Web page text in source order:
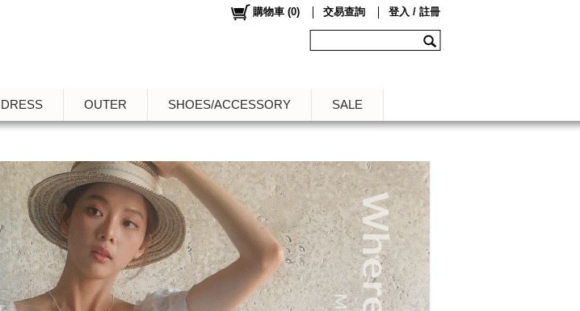
DRESS OUTER SHOES/ACCESSORY SALE
購物車 (0) 交易查詢 登入 / 註冊